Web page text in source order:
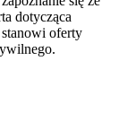
dotycząca
oferty